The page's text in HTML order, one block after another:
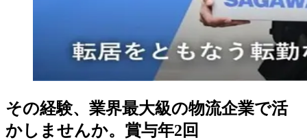
その経験、業界最大級の物流企業で活
かしませんか。賞与年2回